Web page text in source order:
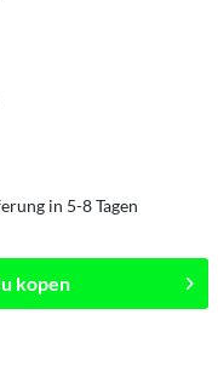
in 5-8 Tagen
kopen